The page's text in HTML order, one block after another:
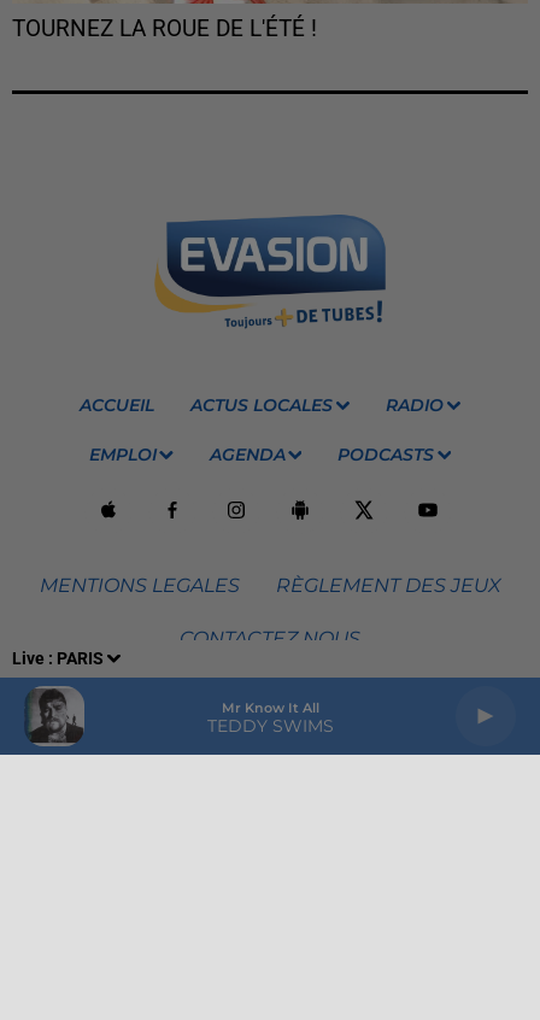
Live : PARIS
Mr Know It All
TEDDY SWIMS
TOURNEZ LA ROUE DE L'ÉTÉ !
ACCUEIL ACTUS LOCALES RADIO
EMPLOI AGENDA PODCASTS
MENTIONS LEGALES RÈGLEMENT DES JEUX
CONTACTEZ NOUS
VOTRE PUBLICITÉ SUR EVASION